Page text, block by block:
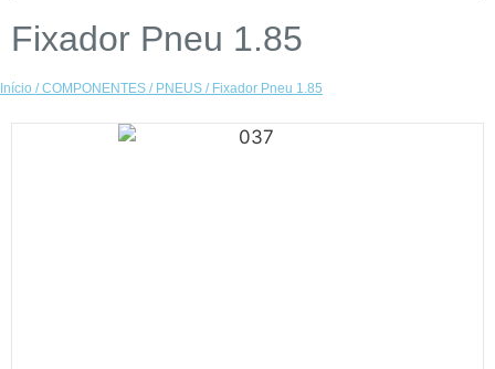
Fixador Pneu 1.85
Início /COMPONENTES / PNEUS / Fixador Pneu 1.85